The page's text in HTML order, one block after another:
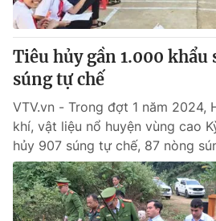
® Cấm sao chép dưới mọi hình thức
thuận bằng văn bản. Ghi rõ nguồn
thông tin từ website này.
Tiêu hủy gần 1.000 khẩu
súng tự chế
VTV.vn - Trong đợt 1 năm 2024,
khí, vật liệu nổ huyện vùng cao
hủy 907 súng tự chế, 87 nòng